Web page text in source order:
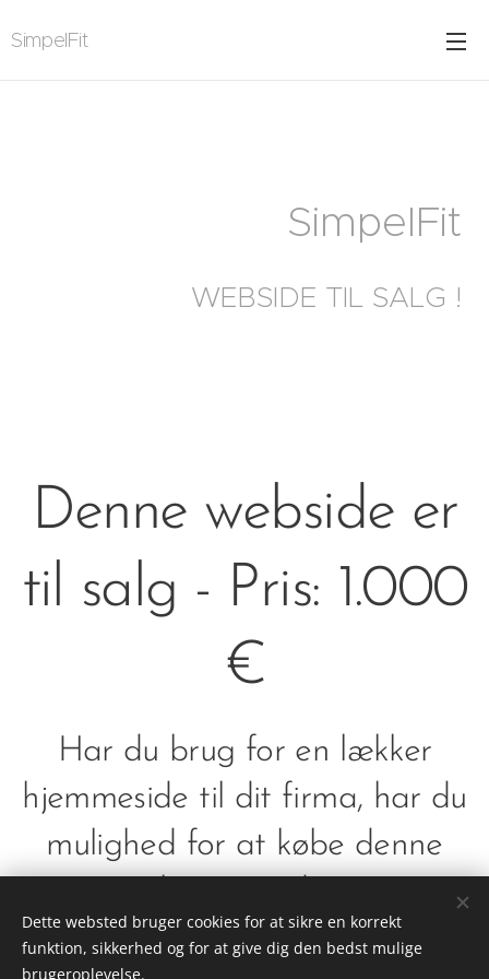
SimpelFit
SimpelFit
WEBSIDE TIL SALG !
Denne webside er
til salg - Pris: 1.000
€
Har du brug for en lækker
hjemmeside til dit firma, har du
mulighed for at købe denne
e-mail:kontakt@simpelfit.dk
Dette websted bruger cookies for at sikre en korrekt
funktion, sikkerhed og for at give dig den bedst mulige
brugeroplevelse.